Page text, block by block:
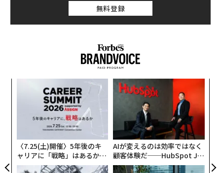
無料登録
〈7.25(土)開催〉5年後のキ
ャリアに「戦略」はあるか。
トップエグゼクティブのキャ
AIが変えるのは効率ではなく
顧客体験だ──HubSpot Ja
panが語る「Grow Better」